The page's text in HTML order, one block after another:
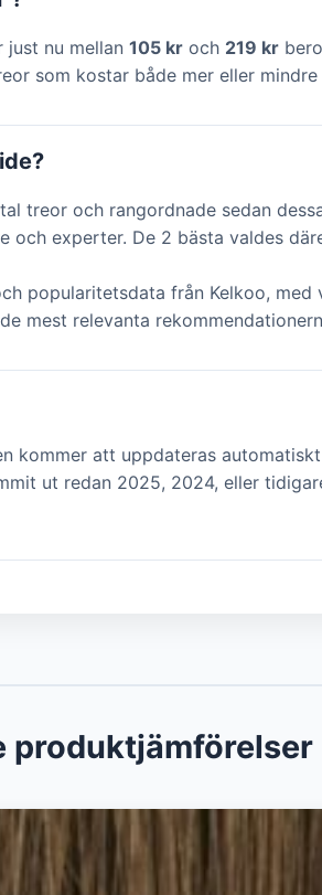
nu mellan 105 kr och 219 kr
som kostar både mer eller mindre
treor och rangordnade sedan
och experter. De 2 bästa valdes
popularitetsdata från Kelkoo, med
mest relevanta
kommer att uppdateras
ut redan 2025, 2024, eller
produktjämförelser